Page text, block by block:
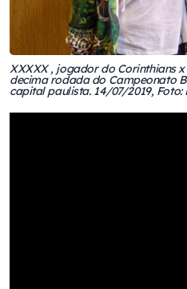
XXXXX , jogador do Corinthians
decima rodada do Campeonato
capital paulista. 14/07/2019,